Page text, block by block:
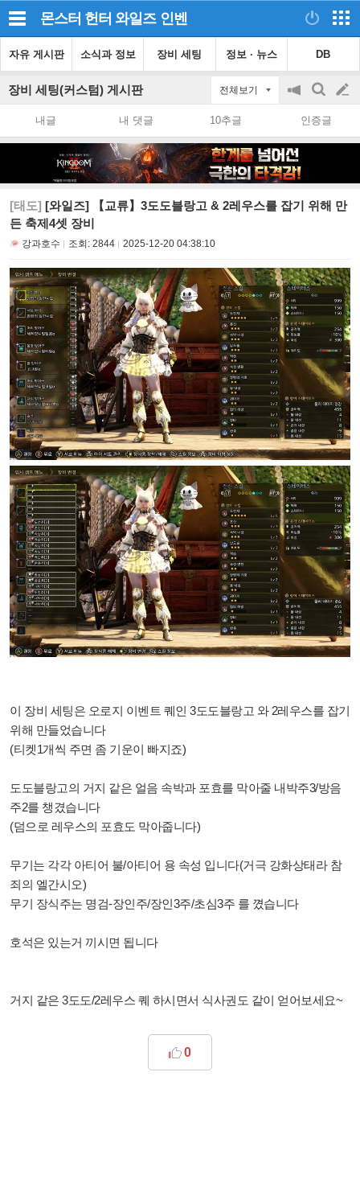
몬스터 헌터 와일즈 인벤
자유 게시판 소식과 정보 장비 세팅 정보 · 뉴스 DB
장비 세팅(커스텀) 게시판 전체보기
공
on/off
검
색
글
쓰
내글 내 댓글 10추글 인증글
[태도] [와일즈] 【교류】3도도블랑고 & 2레우스를 잡기 위해 만
든 축제4셋 장비
강과호수 조회: 2844 2025-12-20 04:38:10
이 장비 세팅은 오로지 이벤트 퀘인 3도도블랑고 와 2레우스를 잡기
위해 만들었습니다
(티켓1개씩 주면 좀 기운이 빠지죠)
도도블랑고의 거지 같은 얼음 속박과 포효를 막아줄 내박주3/방음
주2를 챙겼습니다
(덤으로 레우스의 포효도 막아줍니다)
무기는 각각 아티어 불/아티어 용 속성 입니다(거극 강화상태라 참
죄의 엘간시오)
무기 장식주는 명검-장인주/장인3주/초심3주 를 꼈습니다
호석은 있는거 끼시면 됩니다
거지 같은 3도도/2레우스 퀘 하시면서 식사권도 같이 얻어보세요~
0